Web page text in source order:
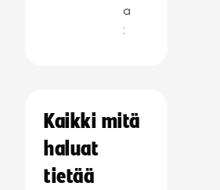
a
:
Kaikki mitä
haluat
tietää